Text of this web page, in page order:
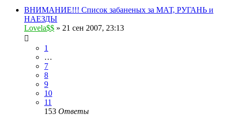
ВНИМАНИЕ!!! Список забаненых за МАТ, РУГАНЬ и
НАЕЗДЫ
Lovela$$ » 21 сен 2007, 23:13
1
…
7
8
9
10
11
153 Ответы